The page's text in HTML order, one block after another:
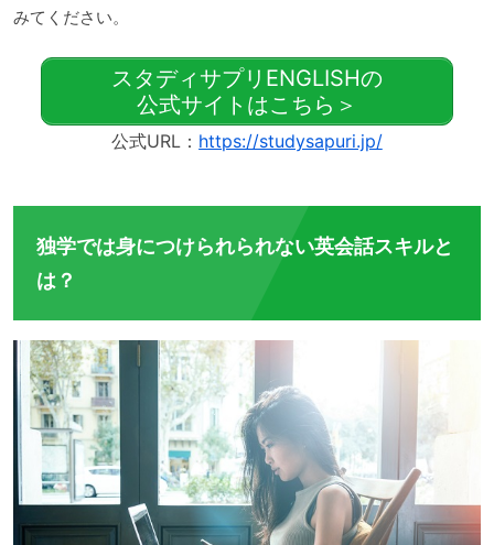
みてください。
スタディサプリENGLISHの
公式サイトはこちら＞
公式URL： https://studysapuri.jp/
独学では身につけられられない英会話スキルと
は？